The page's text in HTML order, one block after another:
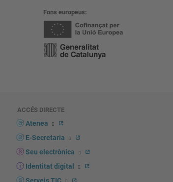
Fons europeus
ACCÉS DIRECTE
Atenea
E-Secretaria
Seu electrònica
Identitat digital